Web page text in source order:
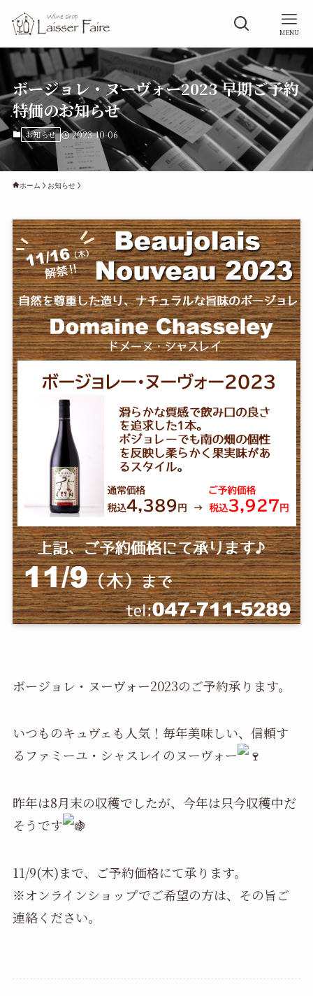
MENU
ボージョレ・ヌーヴォー2023 早期ご予約
特価のお知らせ
お知らせ 2023-10-06
ホーム お知らせ
ボージョレ・ヌーヴォー2023のご予約承ります。
いつものキュヴェも人気！毎年美味しい、信頼す
るファミーユ・シャスレイのヌーヴォー
昨年は8月末の収穫でしたが、今年は只今収穫中だ
そうです
11/9(木)まで、ご予約価格にて承ります。
※オンラインショップでご希望の方は、その旨ご
連絡ください。